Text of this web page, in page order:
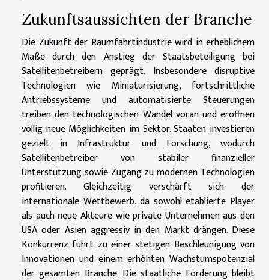
Zukunftsaussichten der Branche
Die Zukunft der Raumfahrtindustrie wird in erheblichem
Maße durch den Anstieg der Staatsbeteiligung bei
Satellitenbetreibern geprägt. Insbesondere disruptive
Technologien wie Miniaturisierung, fortschrittliche
Antriebssysteme und automatisierte Steuerungen
treiben den technologischen Wandel voran und eröffnen
völlig neue Möglichkeiten im Sektor. Staaten investieren
gezielt in Infrastruktur und Forschung, wodurch
Satellitenbetreiber von stabiler finanzieller
Unterstützung sowie Zugang zu modernen Technologien
profitieren. Gleichzeitig verschärft sich der
internationale Wettbewerb, da sowohl etablierte Player
als auch neue Akteure wie private Unternehmen aus den
USA oder Asien aggressiv in den Markt drängen. Diese
Konkurrenz führt zu einer stetigen Beschleunigung von
Innovationen und einem erhöhten Wachstumspotenzial
der gesamten Branche. Die staatliche Förderung bleibt